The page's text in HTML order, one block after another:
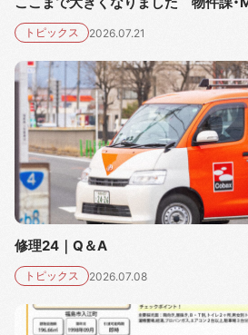
トピックス 2026.07.21
修理24｜Q＆A
トピックス 2026.07.08